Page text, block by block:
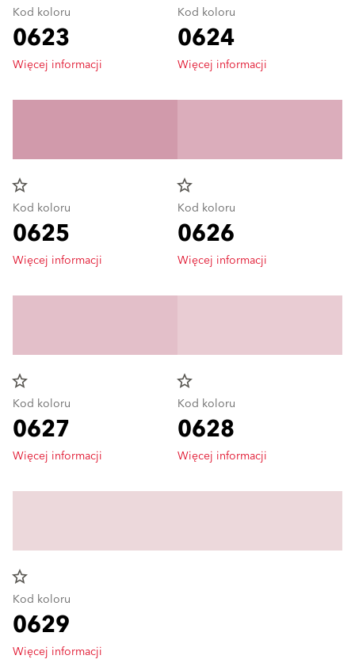
Kod koloru
0623
Więcej informacji
Kod koloru
0624
Więcej informacji
star_border
Kod koloru
0625
Więcej informacji
star_border
Kod koloru
0626
Więcej informacji
star_border
Kod koloru
0627
Więcej informacji
star_border
Kod koloru
0628
Więcej informacji
star_border
Kod koloru
0629
Więcej informacji